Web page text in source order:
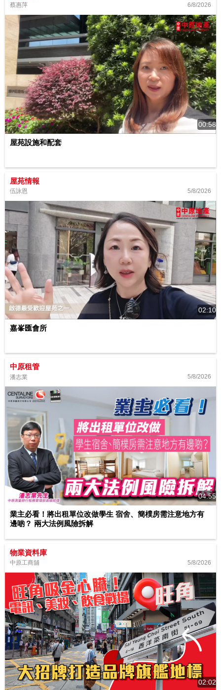
蔡惠萍 6/8/2026
00:58
屋苑設施和配套
屋苑情報
伍詠恩 5/8/2026
02:10
嘉峯匯會所
中原租管
潘志業 5/8/2026
04:55
業主必看！將出租單位改做學生 宿舍、簡樸房需注意地方有
邊啲？ 兩大法例風險拆解
物業資料庫
中原工商舖 5/8/2026
02:02